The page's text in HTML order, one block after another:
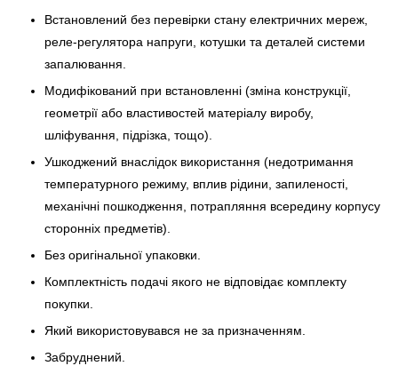
Встановлений без перевірки стану електричних мереж,
реле-регулято­ра напруги, котушки та деталей системи
запалювання.
Модифікований при встановленні (зміна конструкції,
геометрії або властивостей матеріалу виробу,
шліфування, підрізка, тощо).
Ушкоджений внаслідок використання (недотримання
температурного режиму, вплив рідини, запиленості,
механічні пошкодження, потрапляння всередину корпусу
сторонніх предметів).
Без оригінальної упаковки.
Комплектність подачі якого не відповідає комплекту
покупки.
Який використовувався не за призначенням.
Забруднений.